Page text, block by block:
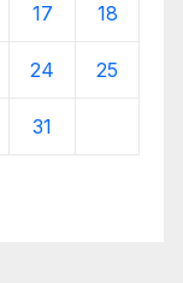
17 18
24 25
31